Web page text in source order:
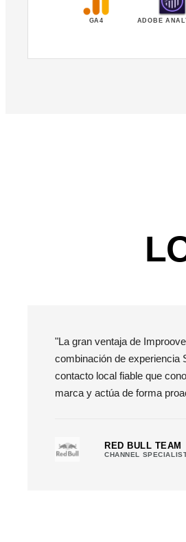
GA4 ADOBE
"La gran ventaja de
combinación de experiencia
contacto local fiable que
marca y actúa de forma
RED BULL TEAM
CHANNEL